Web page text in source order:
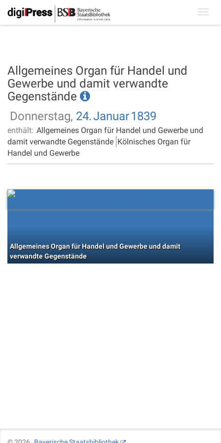
Allgemeines Organ für Handel und
Gewerbe und damit verwandte
Gegenstände
Donnerstag, 24.Januar1839
enthält: Allgemeines Organ für Handel und Gewerbe und
damit verwandte Gegenstände Kölnisches Organ für
Handel und Gewerbe
Allgemeines Organ für Handel und Gewerbe und damit
verwandte Gegenstände